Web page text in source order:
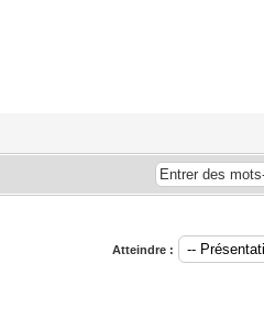
Atteindre :